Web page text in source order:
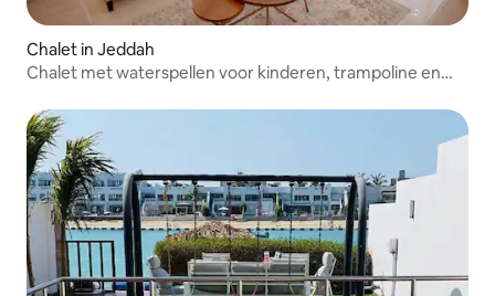
Chalet in Jeddah
Chalet met waterspellen voor kinderen, trampoline en